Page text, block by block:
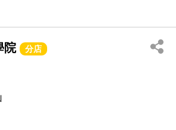
院 分店